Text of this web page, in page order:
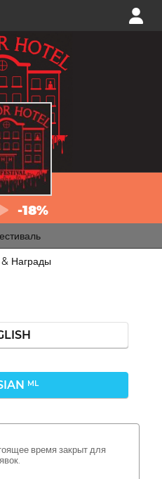
-18%
Награды
ML
время закрыт для